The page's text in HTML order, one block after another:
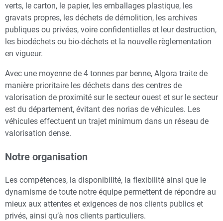
verts, le carton, le papier, les emballages plastique, les
gravats propres, les déchets de démolition, les archives
publiques ou privées, voire confidentielles et leur destruction,
les biodéchets ou bio-déchets et la nouvelle règlementation
en vigueur.
Avec une moyenne de 4 tonnes par benne, Algora traite de
manière prioritaire les déchets dans des centres de
valorisation de proximité sur le secteur ouest et sur le secteur
est du département, évitant des norias de véhicules. Les
véhicules effectuent un trajet minimum dans un réseau de
valorisation dense.
Notre organisation
Les compétences, la disponibilité, la flexibilité ainsi que le
dynamisme de toute notre équipe permettent de répondre au
mieux aux attentes et exigences de nos clients publics et
privés, ainsi qu’à nos clients particuliers.